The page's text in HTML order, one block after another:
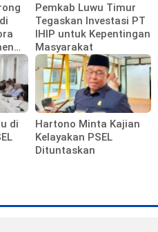
Pemkab Luwu Timur
Tegaskan Investasi PT
IHIP untuk Kepentingan
Masyarakat
di
Hartono Minta Kajian
Kelayakan PSEL
Dituntaskan